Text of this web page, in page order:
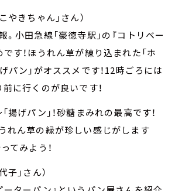
やきちゃん」さん）
小田急線「豪徳寺駅」の『コトリベー
す！ほうれん草が練り込まれた「ホ
パン」がオススメです！12時ごろには
に行くのが良いです！
揚げパン」！砂糖まみれの最高です！
れん草の緑が珍しい感じがします
てみよう！
子」さん）